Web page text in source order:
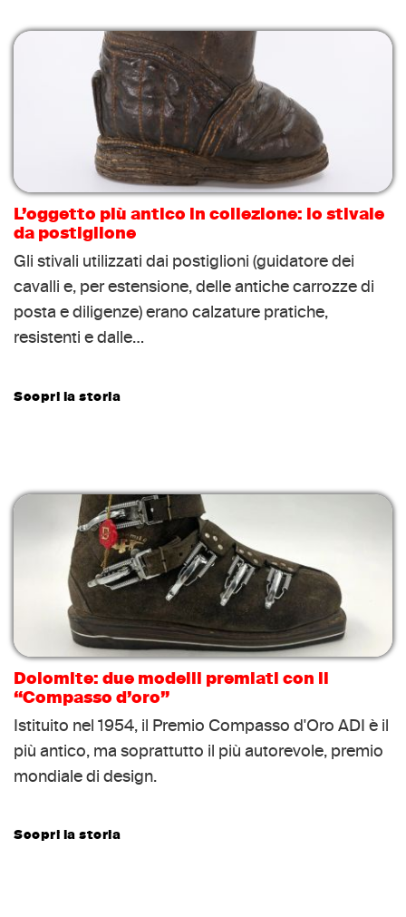
L’oggetto più antico in collezione: lo stivale
da postiglione
Gli stivali utilizzati dai postiglioni (guidatore dei
cavalli e, per estensione, delle antiche carrozze di
posta e diligenze) erano calzature pratiche,
resistenti e dalle…
Scopri la storia
Dolomite: due modelli premiati con il
“Compasso d’oro”
Istituito nel 1954, il Premio Compasso d'Oro ADI è il
più antico, ma soprattutto il più autorevole, premio
mondiale di design.
Scopri la storia